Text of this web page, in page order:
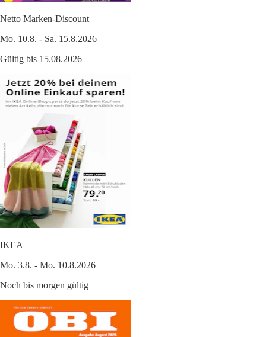
Netto Marken-Discount
Mo. 10.8. - Sa. 15.8.2026
Gültig bis 15.08.2026
IKEA
Mo. 3.8. - Mo. 10.8.2026
Noch bis morgen gültig